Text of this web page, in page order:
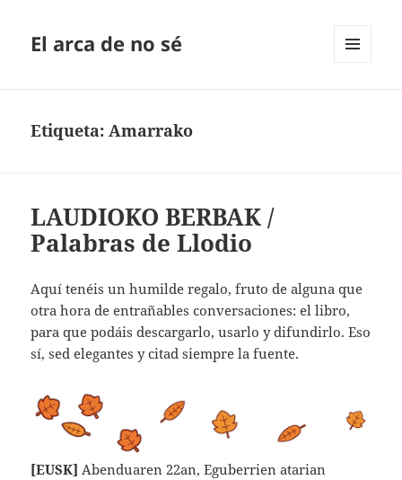
El arca de no sé
Etiqueta:Amarrako
LAUDIOKO BERBAK /
Palabras de Llodio
Aquí tenéis un humilde regalo, fruto de alguna que
otra hora de entrañables conversaciones: el libro,
para que podáis descargarlo, usarlo y difundirlo. Eso
sí, sed elegantes y citad siempre la fuente.
[EUSK] Abenduaren 22an, Eguberrien atarian